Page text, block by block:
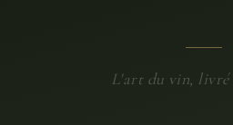
L'art du vin, livré